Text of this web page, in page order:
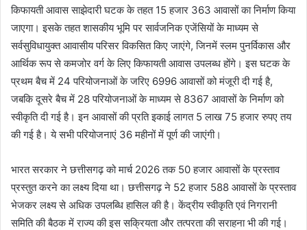
किफायती आवास साझेदारी घटक के तहत 15 हजार 363 आवासों का निर्माण किया
जाएगा। इसके तहत शासकीय भूमि पर सार्वजनिक एजेंसियों के माध्यम से
सर्वसुविधायुक्त आवासीय परिसर विकसित किए जाएंगे, जिनमें स्लम पुनर्विकास और
आर्थिक रूप से कमजोर वर्ग के लिए किफायती आवास उपलब्ध होंगे। इस घटक के
प्रथम बैच में 24 परियोजनाओं के जरिए 6996 आवासों को मंजूरी दी गई है,
जबकि दूसरे बैच में 28 परियोजनाओं के माध्यम से 8367 आवासों के निर्माण को
स्वीकृति दी गई है। इन आवासों की प्रति इकाई लागत 5 लाख 75 हजार रुपए तय
की गई है। ये सभी परियोजनाएं 36 महीनों में पूर्ण की जाएंगी।
भारत सरकार ने छत्तीसगढ़ को मार्च 2026 तक 50 हजार आवासों के प्रस्ताव
प्रस्तुत करने का लक्ष्य दिया था। छत्तीसगढ़ ने 52 हजार 588 आवासों के प्रस्ताव
भेजकर लक्ष्य से अधिक उपलब्धि हासिल की है। केंद्रीय स्वीकृति एवं निगरानी
समिति की बैठक में राज्य की इस सक्रियता और तत्परता की सराहना भी की गई।